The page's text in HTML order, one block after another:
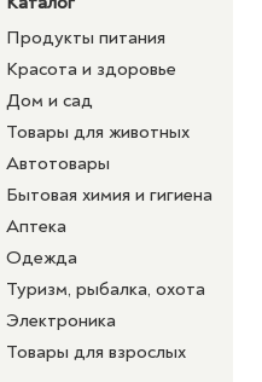
Продукты питания
Красота и здоровье
Дом и сад
Товары для животных
Автотовары
Бытовая химия и гигиена
Аптека
Одежда
Туризм, рыбалка, охота
Электроника
Товары для взрослых